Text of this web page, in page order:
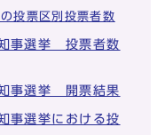
投票区別投票者数
事選挙 投票者数
事選挙 開票結果
選挙における投